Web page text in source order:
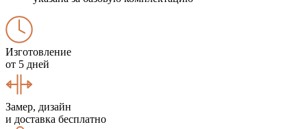
Изготовление
от 5 дней
Замер, дизайн
и доставка бесплатно